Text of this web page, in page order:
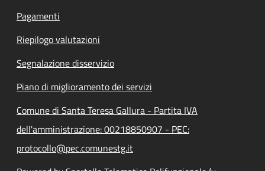
Pagamenti
Riepilogo valutazioni
Segnalazione disservizio
Piano di miglioramento dei servizi
Comune di Santa Teresa Gallura - Partita IVA
dell'amministrazione: 00218850907 - PEC:
protocollo@pec.comunestg.it